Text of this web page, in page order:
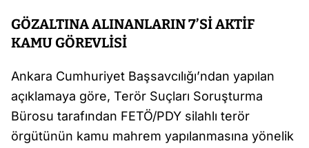
GÖZALTINA ALINANLARIN 7’Sİ AKTİF
KAMU GÖREVLİSİ
Ankara Cumhuriyet Başsavcılığı’ndan yapılan
açıklamaya göre, Terör Suçları Soruşturma
Bürosu tarafından FETÖ/PDY silahlı terör
örgütünün kamu mahrem yapılanmasına yönelik